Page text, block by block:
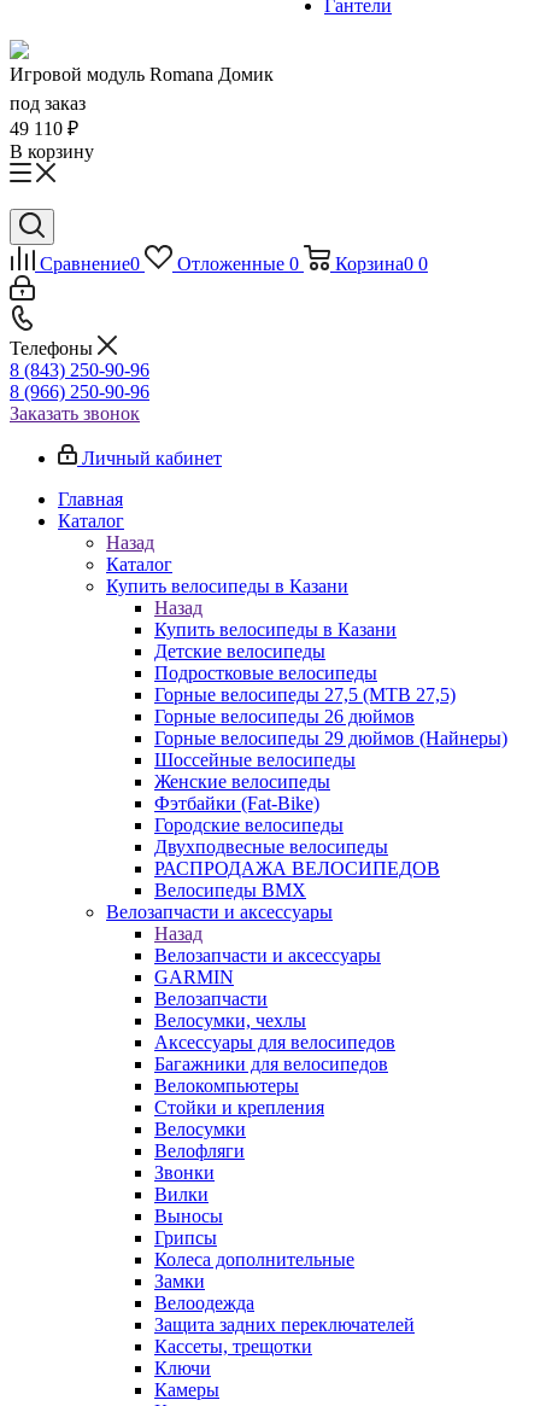
Гантели
Игровой модуль Romana Домик
под заказ
49 110 ₽
В корзину
Сравнение0 Отложенные 0 Корзина0 0
Телефоны
8 (843) 250-90-96
8 (966) 250-90-96
Заказать звонок
Личный кабинет
Главная
Каталог
Назад
Каталог
Купить велосипеды в Казани
Назад
Купить велосипеды в Казани
Детские велосипеды
Подростковые велосипеды
Горные велосипеды 27,5 (MTB 27,5)
Горные велосипеды 26 дюймов
Горные велосипеды 29 дюймов (Найнеры)
Шоссейные велосипеды
Женские велосипеды
Фэтбайки (Fat-Bike)
Городские велосипеды
Двухподвесные велосипеды
РАСПРОДАЖА ВЕЛОСИПЕДОВ
Велосипеды BMX
Велозапчасти и аксессуары
Назад
Велозапчасти и аксессуары
GARMIN
Велозапчасти
Велосумки, чехлы
Аксессуары для велосипедов
Багажники для велосипедов
Велокомпьютеры
Стойки и крепления
Велосумки
Велофляги
Звонки
Вилки
Выносы
Грипсы
Колеса дополнительные
Замки
Велоодежда
Защита задних переключателей
Кассеты, трещотки
Ключи
Камеры